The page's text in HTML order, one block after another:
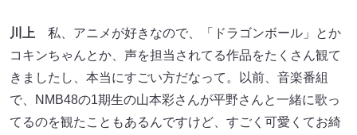
川上 私、アニメが好きなので、「ドラゴンボール」とか
コキンちゃんとか、声を担当されてる作品をたくさん観て
きましたし、本当にすごい方だなって。以前、音楽番組
で、NMB48の1期生の山本彩さんが平野さんと一緒に歌っ
てるのを観たこともあるんですけど、すごく可愛くてお綺